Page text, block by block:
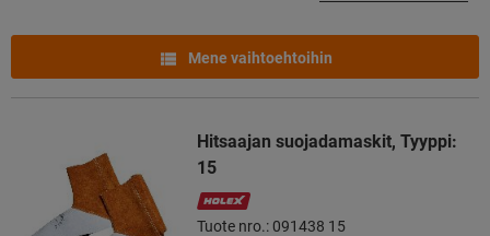
Mene vaihtoehtoihin
Hitsaajan suojadamaskit, Tyyppi:
15
Tuote nro.: 091438 15